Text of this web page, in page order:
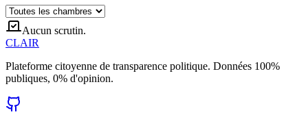
Aucun scrutin.
CLAIR
Plateforme citoyenne de transparence politique. Données 100%
publiques, 0% d'opinion.